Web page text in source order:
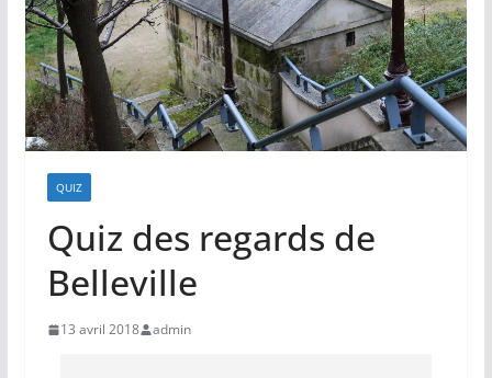
QUIZ
Quiz des regards de
Belleville
13 avril 2018 admin